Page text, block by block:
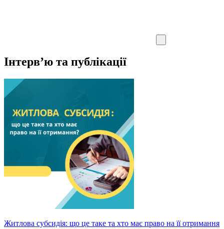
Інтерв’ю та публікації
Житлова субсидія: що це таке та хто має право на її отримання